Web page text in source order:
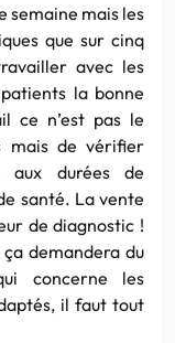
semaine mais les
que sur cinq
avec les
la bonne
ce n’est pas le
mais de vérifier
aux durées de
santé. La vente
de diagnostic !
demandera du
concerne les
il faut tout